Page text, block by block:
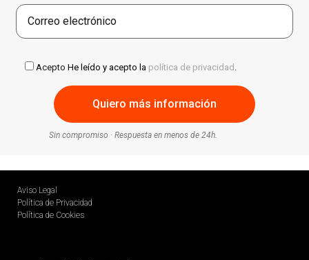
Acepto He leído y acepto la política de privacidad
Sin compromiso · Respuesta en menos de 24h.
Aviso Legal
Política de Privacidad
Política de Cookies